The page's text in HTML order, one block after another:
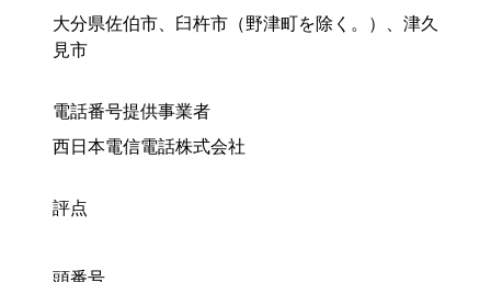
大分県佐伯市、臼杵市（野津町を除く。）、津久
見市
電話番号提供事業者
西日本電信電話株式会社
評点